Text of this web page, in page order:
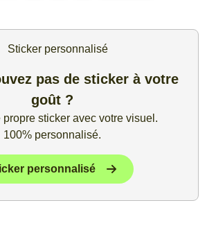
pas de sticker à votre
goût ?
propre sticker avec votre visuel.
100% personnalisé.
personnalisé